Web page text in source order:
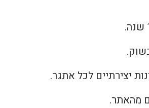
יצירתיים לכל אתגר.
מהאתר.